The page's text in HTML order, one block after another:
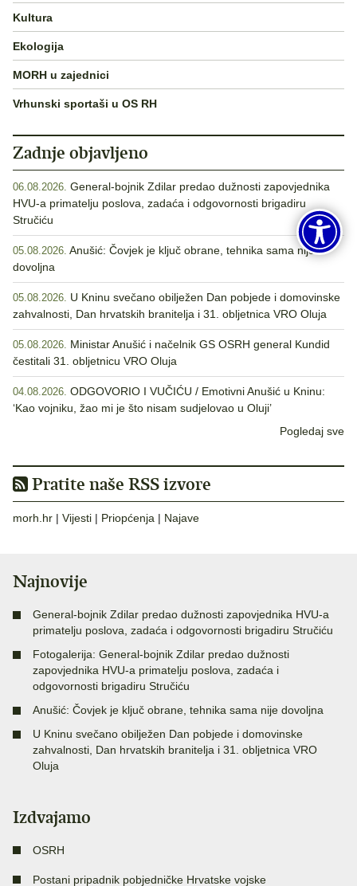
Kultura
Ekologija
MORH u zajednici
Vrhunski sportaši u OS RH
Zadnje objavljeno
06.08.2026. General-bojnik Zdilar predao dužnosti zapovjednika
HVU-a primatelju poslova, zadaća i odgovornosti brigadiru
Stručiću
05.08.2026. Anušić: Čovjek je ključ obrane, tehnika sama nije
dovoljna
05.08.2026. U Kninu svečano obilježen Dan pobjede i domovinske
zahvalnosti, Dan hrvatskih branitelja i 31. obljetnica VRO Oluja
05.08.2026. Ministar Anušić i načelnik GS OSRH general Kundid
čestitali 31. obljetnicu VRO Oluja
04.08.2026. ODGOVORIO I VUČIĆU / Emotivni Anušić u Kninu:
‘Kao vojniku, žao mi je što nisam sudjelovao u Oluji’
Pogledaj sve
Pratite naše RSS izvore
morh.hr | Vijesti | Priopćenja | Najave
Najnovije
General-bojnik Zdilar predao dužnosti zapovjednika HVU-a
primatelju poslova, zadaća i odgovornosti brigadiru Stručiću
Fotogalerija: General-bojnik Zdilar predao dužnosti
zapovjednika HVU-a primatelju poslova, zadaća i
odgovornosti brigadiru Stručiću
Anušić: Čovjek je ključ obrane, tehnika sama nije dovoljna
U Kninu svečano obilježen Dan pobjede i domovinske
zahvalnosti, Dan hrvatskih branitelja i 31. obljetnica VRO
Oluja
Izdvajamo
OSRH
Postani pripadnik pobjedničke Hrvatske vojske